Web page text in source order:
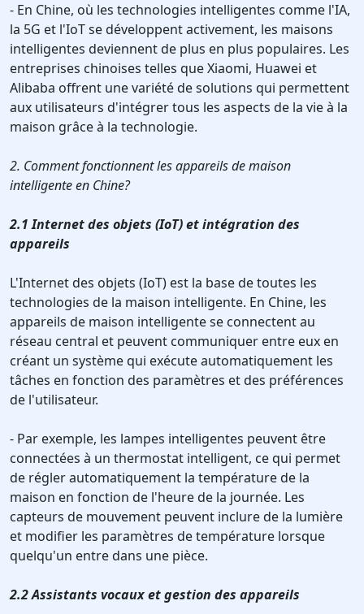
- En Chine, où les technologies intelligentes comme l'IA,
la 5G et l'IoT se développent activement, les maisons
intelligentes deviennent de plus en plus populaires. Les
entreprises chinoises telles que Xiaomi, Huawei et
Alibaba offrent une variété de solutions qui permettent
aux utilisateurs d'intégrer tous les aspects de la vie à la
maison grâce à la technologie.
2. Comment fonctionnent les appareils de maison
intelligente en Chine?
2.1 Internet des objets (IoT) et intégration des
appareils
L'Internet des objets (IoT) est la base de toutes les
technologies de la maison intelligente. En Chine, les
appareils de maison intelligente se connectent au
réseau central et peuvent communiquer entre eux en
créant un système qui exécute automatiquement les
tâches en fonction des paramètres et des préférences
de l'utilisateur.
- Par exemple, les lampes intelligentes peuvent être
connectées à un thermostat intelligent, ce qui permet
de régler automatiquement la température de la
maison en fonction de l'heure de la journée. Les
capteurs de mouvement peuvent inclure de la lumière
et modifier les paramètres de température lorsque
quelqu'un entre dans une pièce.
2.2 Assistants vocaux et gestion des appareils